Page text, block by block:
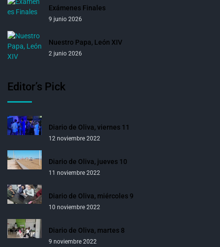
Exámenes Finales
9 junio 2026
Nuestro Papa, León XIV
2 junio 2026
Editor’s Pick
Diario de Oliva, viernes 11
12 noviembre 2022
Diario de Oliva, jueves 10
11 noviembre 2022
Diario de Oliva, miércoles 9
10 noviembre 2022
Diario de Oliva, martes 8
9 noviembre 2022